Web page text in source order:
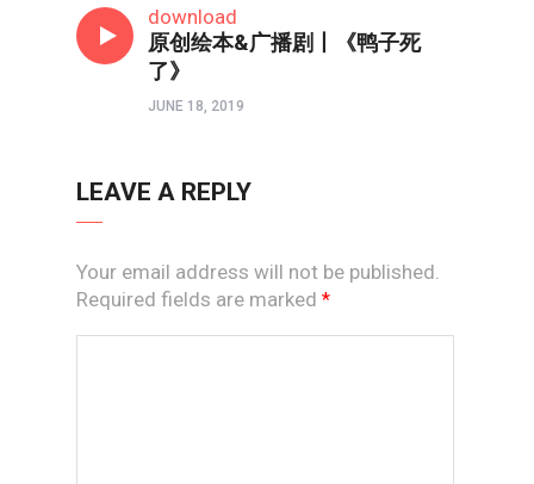
download
原创绘本&广播剧丨《鸭子死
了》
JUNE 18, 2019
LEAVE A REPLY
Your email address will not be published.
Required fields are marked *